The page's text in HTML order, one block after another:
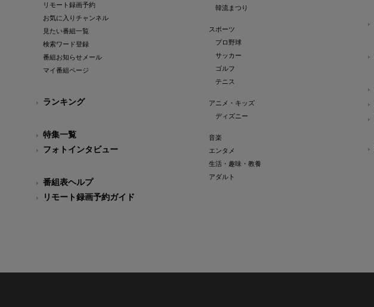
リモート録画予約
お気に入りチャンネル
見たい番組一覧
検索ワード登録
番組お知らせメール
マイ番組ページ
ランキング
特集一覧
フォトインタビュー
番組表ヘルプ
リモート録画予約ガイド
韓流まつり
スポーツ
プロ野球
サッカー
ゴルフ
テニス
アニメ・キッズ
ディズニー
音楽
エンタメ
生活・趣味・教養
アダルト